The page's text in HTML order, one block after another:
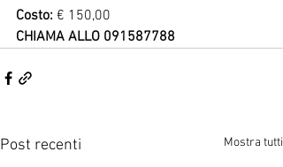
Costo: € 150,00
CHIAMA ALLO 091587788
Post recenti Mostra tutti